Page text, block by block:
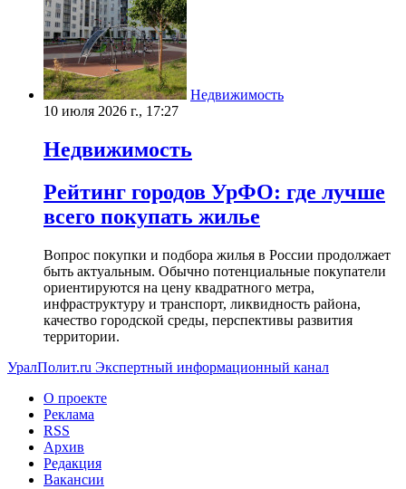
Недвижимость
10 июля 2026 г., 17:27
Недвижимость
Рейтинг городов УрФО: где лучше
всего покупать жилье
Вопрос покупки и подбора жилья в России продолжает
быть актуальным. Обычно потенциальные покупатели
ориентируются на цену квадратного метра,
инфраструктуру и транспорт, ликвидность района,
качество городской среды, перспективы развития
территории.
УралПолит.ru Экспертный информационный канал
О проекте
Реклама
RSS
Архив
Редакция
Вакансии